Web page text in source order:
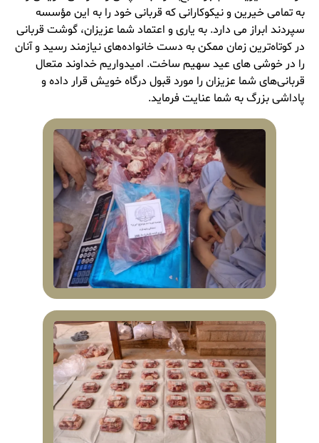
به تمامی خیرین و نیکوکارانی که قربانی خود را به این مؤسسه
سپردند ابراز می ‌دارد. به یاری و اعتماد شما عزیزان، گوشت قربانی
در کوتاه‌ترین زمان ممکن به دست خانواده‌های نیازمند رسید و آنان
را در خوشی های عید سهیم ساخت. امیدواریم خداوند متعال
قربانی‌های شما عزیزان را مورد قبول درگاه خویش قرار داده و
پاداشی بزرگ به شما عنایت فرماید.